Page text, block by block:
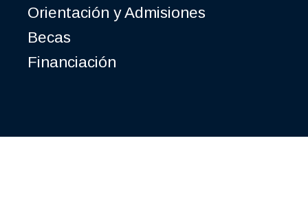
Orientación y Admisiones
Becas
Financiación